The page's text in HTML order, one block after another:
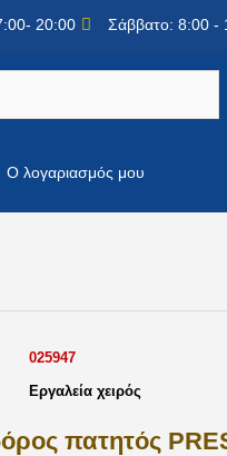
20:00 Σάββατο: 8:00 -
Ο λογαριασμός μου
025947
Εργαλεία χειρός
πατητός